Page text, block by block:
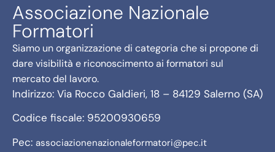
Associazione Nazionale
Formatori
Siamo un organizzazione di categoria che si propone di
dare visibilità e riconoscimento ai formatori sul
mercato del lavoro.
Indirizzo: Via Rocco Galdieri, 18 – 84129 Salerno (SA)
Codice fiscale: 95200930659
Pec: associazionenazionaleformatori@pec.it